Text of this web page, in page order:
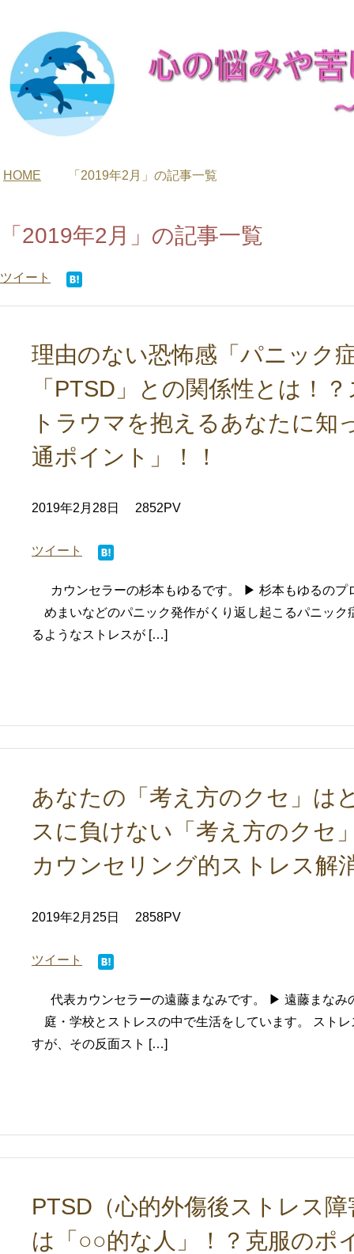
HOME 「2019年2月」の記事一覧
「2019年2月」の記事一覧
ツイート
理由のない恐怖感「パニック
「PTSD」との関係性とは！
トラウマを抱えるあなたに知
通ポイント」！！
2019年2月28日 2852PV
ツイート
カウンセラーの杉本もゆるです。 ▶ 杉本もゆるの
めまいなどのパニック発作がくり返し起こるパニッ
るようなストレスが […]
あなたの「考え方のクセ」は
スに負けない「考え方のクセ
カウンセリング的ストレス解
2019年2月25日 2858PV
ツイート
代表カウンセラーの遠藤まなみです。 ▶ 遠藤まな
庭・学校とストレスの中で生活をしています。 スト
すが、その反面スト […]
PTSD（心的外傷後ストレス
は「○○的な人」！？克服のポ